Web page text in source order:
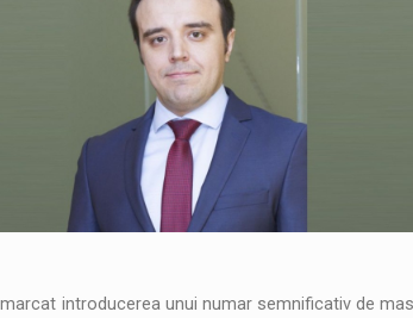
introducerea unui numar semnificativ de